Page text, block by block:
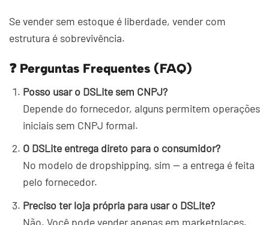
Se vender sem estoque é liberdade, vender com
estrutura é sobrevivência.
❓ Perguntas Frequentes (FAQ)
Posso usar o DSLite sem CNPJ?
Depende do fornecedor, alguns permitem operações
iniciais sem CNPJ formal.
O DSLite entrega direto para o consumidor?
No modelo de dropshipping, sim — a entrega é feita
pelo fornecedor.
Preciso ter loja própria para usar o DSLite?
Não. Você pode vender apenas em marketplaces.